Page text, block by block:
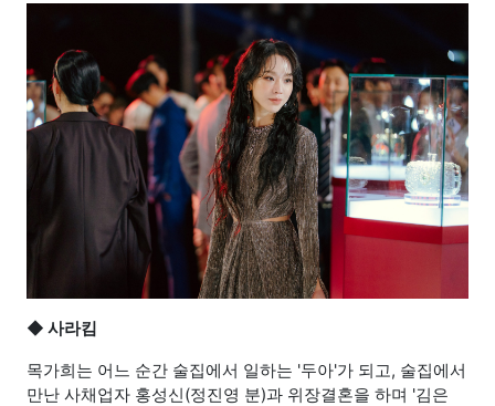
◆ 사라킴
목가희는 어느 순간 술집에서 일하는 '두아'가 되고, 술집에서
만난 사채업자 홍성신(정진영 분)과 위장결혼을 하며 '김은